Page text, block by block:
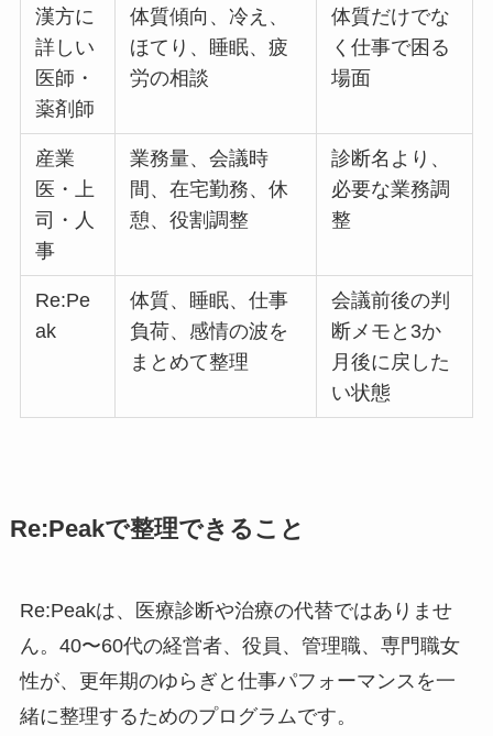
漢方に
詳しい
医師・
薬剤師
体質傾向、冷え、
ほてり、睡眠、疲
労の相談
体質だけでな
く仕事で困る
場面
産業
医・上
司・人
事
業務量、会議時
間、在宅勤務、休
憩、役割調整
診断名より、
必要な業務調
整
Re:Pe
ak
体質、睡眠、仕事
負荷、感情の波を
まとめて整理
会議前後の判
断メモと3か
月後に戻した
い状態
Re:Peakで整理できること
Re:Peakは、医療診断や治療の代替ではありませ
ん。40〜60代の経営者、役員、管理職、専門職女
性が、更年期のゆらぎと仕事パフォーマンスを一
緒に整理するためのプログラムです。